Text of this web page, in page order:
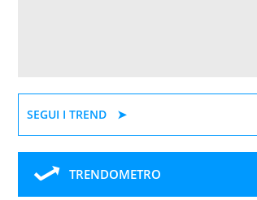
SEGUI I TREND
TRENDOMETRO